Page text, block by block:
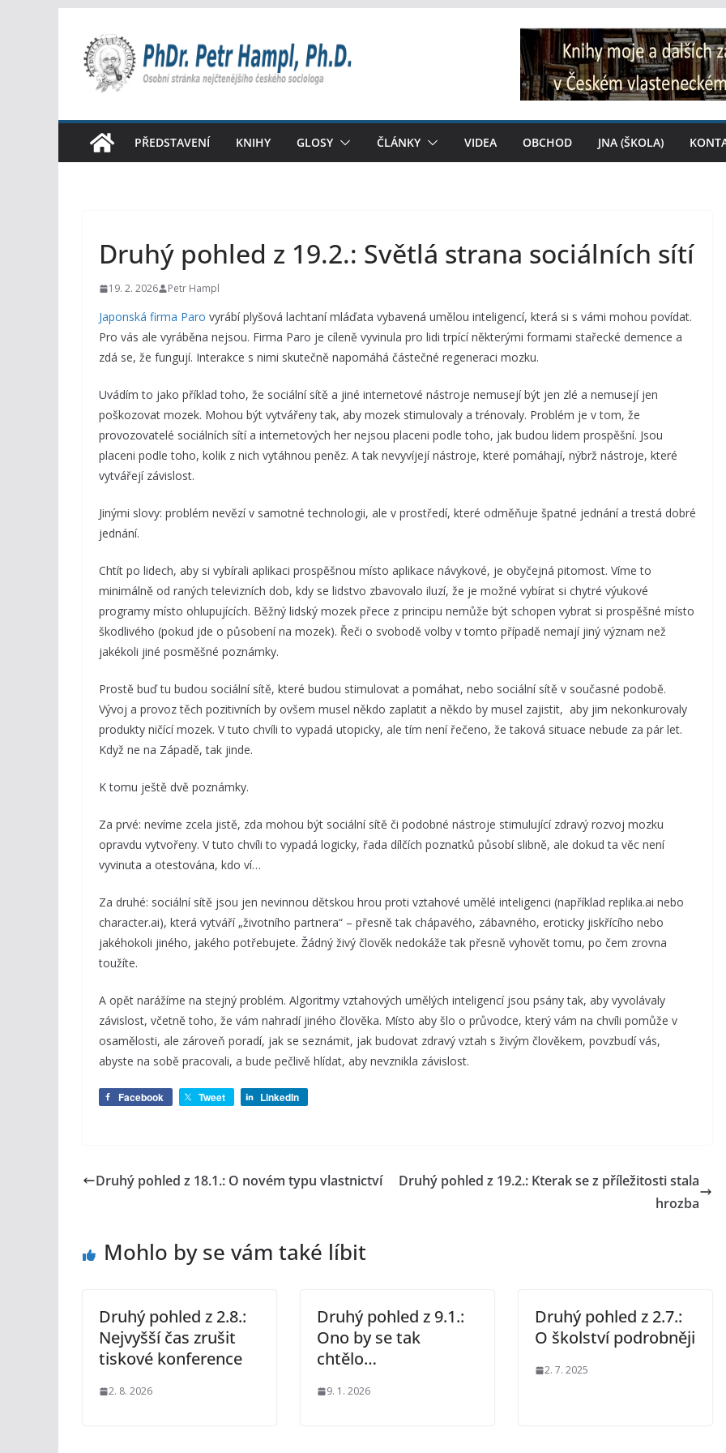
obsah
PŘEDSTAVENÍ KNIHY GLOSY ČLÁNKY VIDEA OBCHOD JNA (ŠKOLA)
Druhý pohled z 19.2.: Světlá strana sociálních sítí
19. 2. 2026 Petr Hampl
Japonská firma Paro vyrábí plyšová lachtaní mláďata vybavená umělou inteligencí, která si s vámi mohou povídat.
Pro vás ale vyráběna nejsou. Firma Paro je cíleně vyvinula pro lidi trpící některými formami stařecké demence a
zdá se, že fungují. Interakce s nimi skutečně napomáhá částečné regeneraci mozku.
Uvádím to jako příklad toho, že sociální sítě a jiné internetové nástroje nemusejí být jen zlé a nemusejí jen
poškozovat mozek. Mohou být vytvářeny tak, aby mozek stimulovaly a trénovaly. Problém je v tom, že
provozovatelé sociálních sítí a internetových her nejsou placeni podle toho, jak budou lidem prospěšní. Jsou
placeni podle toho, kolik z nich vytáhnou peněz. A tak nevyvíjejí nástroje, které pomáhají, nýbrž nástroje, které
vytvářejí závislost.
Jinými slovy: problém nevězí v samotné technologii, ale v prostředí, které odměňuje špatné jednání a trestá dobré
jednání.
Chtít po lidech, aby si vybírali aplikaci prospěšnou místo aplikace návykové, je obyčejná pitomost. Víme to
minimálně od raných televizních dob, kdy se lidstvo zbavovalo iluzí, že je možné vybírat si chytré výukové
programy místo ohlupujících. Běžný lidský mozek přece z principu nemůže být schopen vybrat si prospěšné místo
škodlivého (pokud jde o působení na mozek). Řeči o svobodě volby v tomto případě nemají jiný význam než
jakékoli jiné posměšné poznámky.
Prostě buď tu budou sociální sítě, které budou stimulovat a pomáhat, nebo sociální sítě v současné podobě.
Vývoj a provoz těch pozitivních by ovšem musel někdo zaplatit a někdo by musel zajistit, aby jim nekonkurovaly
produkty ničící mozek. V tuto chvíli to vypadá utopicky, ale tím není řečeno, že taková situace nebude za pár let.
Když ne na Západě, tak jinde.
K tomu ještě dvě poznámky.
Za prvé: nevíme zcela jistě, zda mohou být sociální sítě či podobné nástroje stimulující zdravý rozvoj mozku
opravdu vytvořeny. V tuto chvíli to vypadá logicky, řada dílčích poznatků působí slibně, ale dokud ta věc není
vyvinuta a otestována, kdo ví…
Za druhé: sociální sítě jsou jen nevinnou dětskou hrou proti vztahové umělé inteligenci (například replika.ai nebo
character.ai), která vytváří „životního partnera“ – přesně tak chápavého, zábavného, eroticky jiskřícího nebo
jakéhokoli jiného, jakého potřebujete. Žádný živý člověk nedokáže tak přesně vyhovět tomu, po čem zrovna
toužíte.
A opět narážíme na stejný problém. Algoritmy vztahových umělých inteligencí jsou psány tak, aby vyvolávaly
závislost, včetně toho, že vám nahradí jiného člověka. Místo aby šlo o průvodce, který vám na chvíli pomůže v
osamělosti, ale zároveň poradí, jak se seznámit, jak budovat zdravý vztah s živým člověkem, povzbudí vás,
abyste na sobě pracovali, a bude pečlivě hlídat, aby nevznikla závislost.
Facebook Tweet LinkedIn
Druhý pohled z 18.1.: O novém typu vlastnictví
Druhý pohled z 19.2.: Kterak se z příležitosti stala
hrozba
Mohlo by se vám také líbit
Druhý pohled z 2.8.:
Nejvyšší čas zrušit
tiskové konference
2. 8. 2026
Druhý pohled z 9.1.:
Ono by se tak
chtělo…
9. 1. 2026
Druhý pohled z 2.7.:
O školství podrobněji
2. 7. 2025